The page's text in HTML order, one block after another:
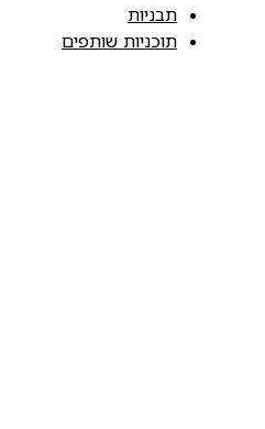
תבניות
תוכניות שותפים